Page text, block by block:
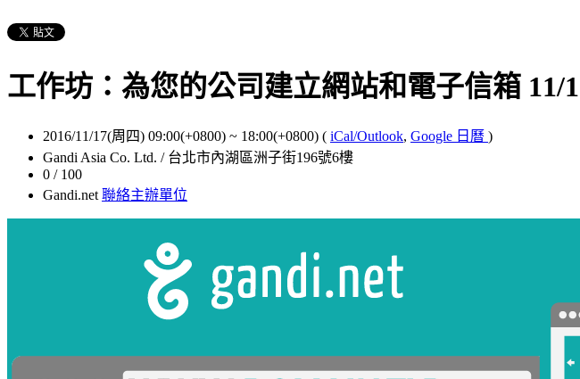
工作坊：為您的公司建立網站和電子信箱 11/
2016/11/17(周四) 09:00(+0800) ~ 18:00(+0800) ( iCal/Outlook, Google 日曆 )
Gandi Asia Co. Ltd. / 台北市內湖區洲子街196號6樓
0 / 100
Gandi.net 聯絡主辦單位